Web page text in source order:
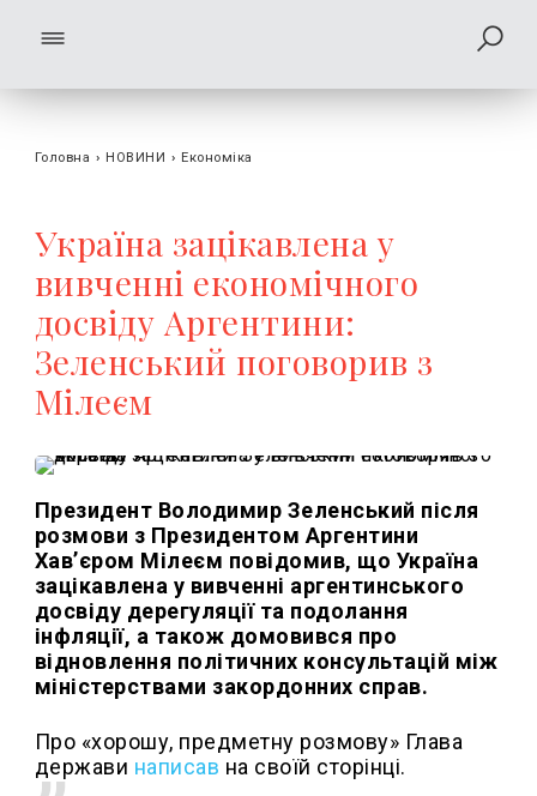
Головна › НОВИНИ › Економіка
Україна зацікавлена у
вивченні економічного
досвіду Аргентини:
Зеленський поговорив з
Мілеєм
Президент Володимир Зеленський після
розмови з Президентом Аргентини
Хав’єром Мілеєм повідомив, що Україна
зацікавлена у вивченні аргентинського
досвіду дерегуляції та подолання
інфляції, а також домовився про
відновлення політичних консультацій між
міністерствами закордонних справ.
Про «хорошу, предметну розмову» Глава
держави написав на своїй сторінці.